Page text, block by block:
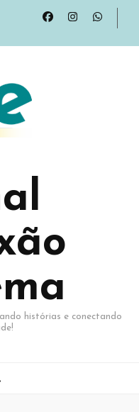
histórias e conectando